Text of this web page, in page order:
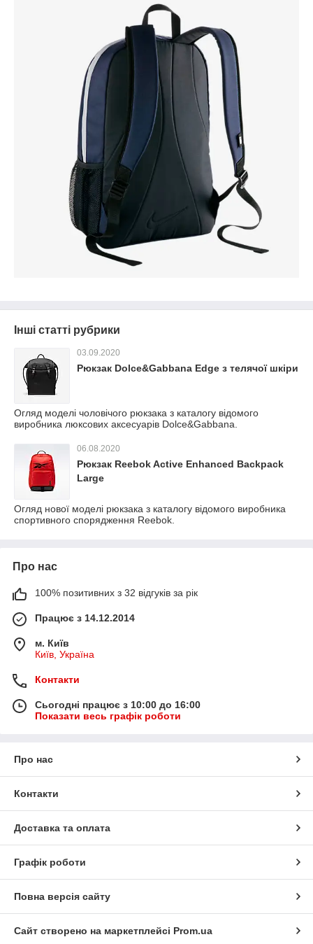
Інші статті рубрики
03.09.2020
Рюкзак Dolce&Gabbana Edge з телячої шкіри
Огляд моделі чоловічого рюкзака з каталогу відомого
виробника люксових аксесуарів Dolce&Gabbana.
06.08.2020
Рюкзак Reebok Active Enhanced Backpack
Large
Огляд нової моделі рюкзака з каталогу відомого виробника
спортивного спорядження Reebok.
Про нас
100% позитивних з 32 відгуків за рік
Працює з 14.12.2014
м. Київ
Київ, Україна
Контакти
Сьогодні працює з 10:00 до 16:00
Показати весь графік роботи
Про нас
Контакти
Доставка та оплата
Графік роботи
Повна версія сайту
Сайт створено на маркетплейсі Prom.ua